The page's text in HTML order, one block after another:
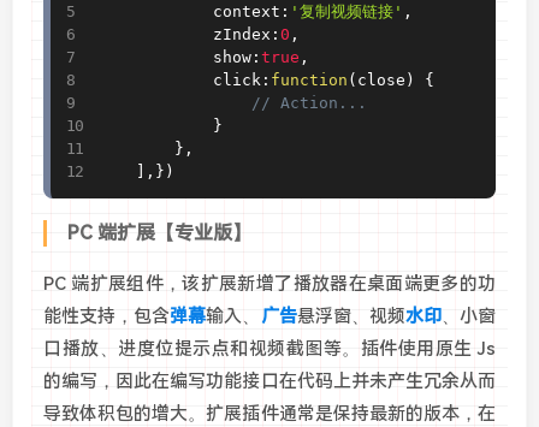
            context
: '复制视频链接' ,
            zIndex
: 0 ,
            show
: true ,
            click
: function ( close )
{
// Action...
}
} ,
, } )
PC 端扩展【专业版】
PC 端扩展组件，该扩展新增了播放器在桌面端更多的功
能性支持，包含弹幕输入、 广告悬浮窗、视频水印、小窗
口播放、进度位提示点和视频截图等。插件使用原生 Js
的编写，因此在编写功能接口在代码上并未产生冗余从而
导致体积包的增大。扩展插件通常是保持最新的版本，在